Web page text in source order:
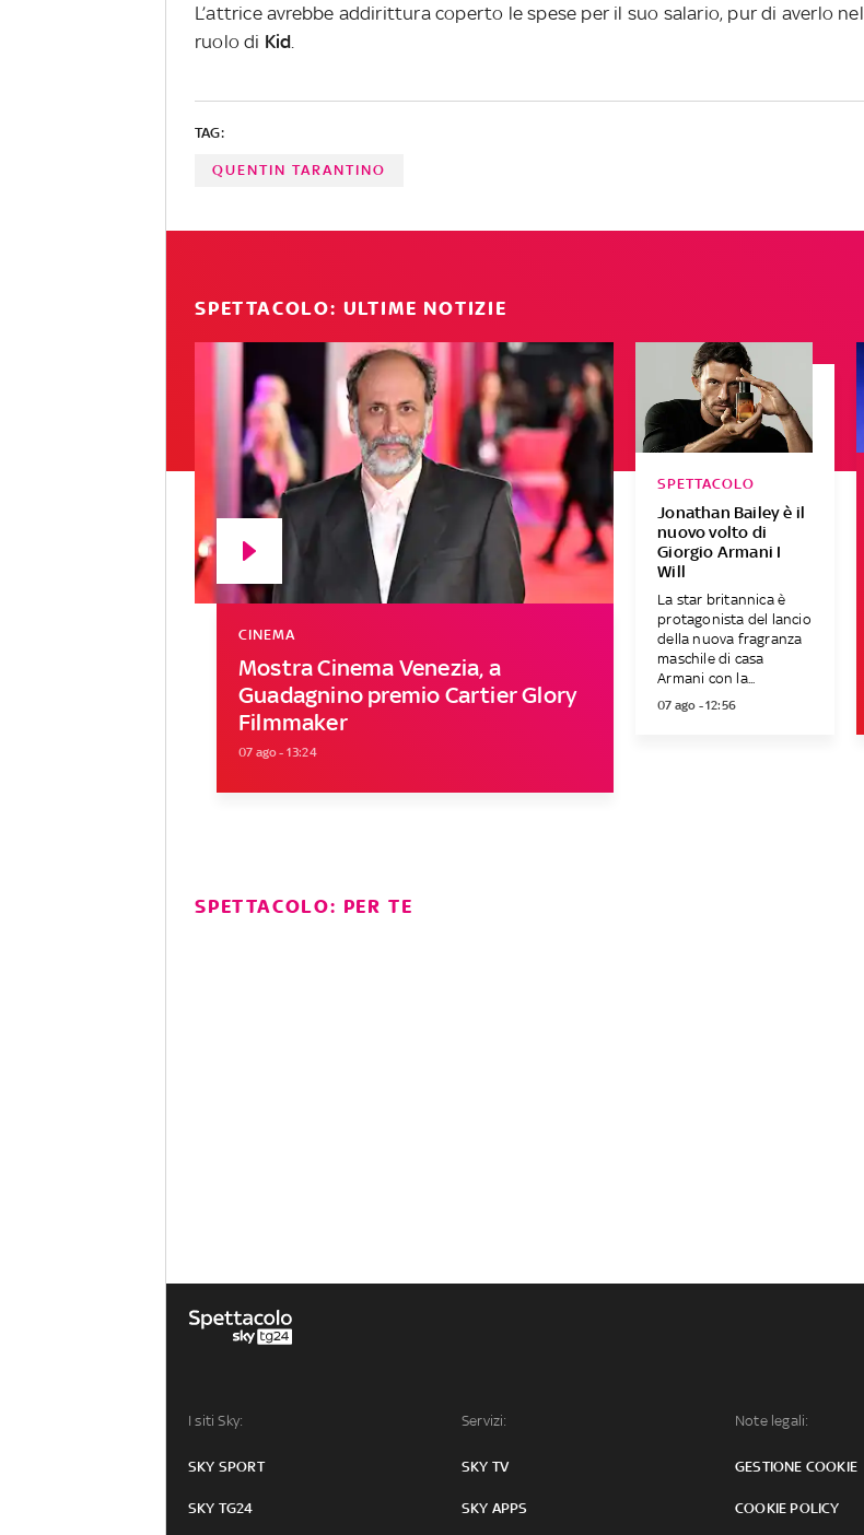
L’attrice avrebbe addirittura coperto le spese per il suo salario, pur di averlo nel
ruolo di Kid
TAG:
QUENTIN TARANTINO
SPETTACOLO: ULTIME NOTIZIE
Mostra Cinema Venezia, a
Guadagnino premio Cartier Glory
Filmmaker
CINEMA
07 ago - 13:24
Jonathan Bailey è il
nuovo volto di
Giorgio Armani I
Will
SPETTACOLO
La star britannica è
protagonista del lancio
della nuova fragranza
maschile di casa
Armani con la...
07 ago - 12:56
SPETTACOLO: PER TE
I siti Sky:
SKY SPORT
SKY TG24
Servizi:
SKY TV
SKY APPS
Note legali:
GESTIONE COOKIE
COOKIE POLICY